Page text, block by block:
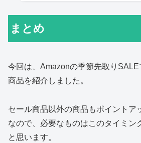
まとめ
今回は、Amazonの季節先取り
商品を紹介しました。
セール商品以外の商品もポイントア
なので、必要なものはこのタイミン
と思います。